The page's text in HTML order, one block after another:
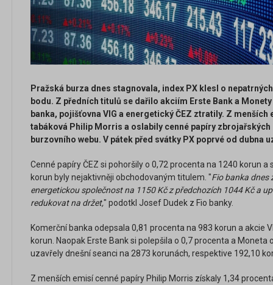
Pražská burza dnes stagnovala, index PX klesl o
bodu. Z předních titulů se dařilo akciím Erste Bank a
banka, pojišťovna VIG a energetický ČEZ ztratily. Z
tabáková Philip Morris a oslabily cenné papíry
burzovního webu. V pátek před svátky PX poprvé od dubna
Cenné papíry ČEZ si pohoršily o 0,72 procenta na 1240 korun
korun byly nejaktivněji obchodovaným titulem. "Fio banka dnes
energetickou společnost na 1150 Kč z předchozích 1044 Kč a
redukovat na držet," podotkl Josef Dudek z Fio banky.
Komerční banka odepsala 0,81 procenta na 983 korun a akcie
korun. Naopak Erste Bank si polepšila o 0,7 procenta a Moneta
uzavřely dnešní seanci na 2873 korunách, respektive 192,10
Z menších emisí cenné papíry Philip Morris získaly 1,34